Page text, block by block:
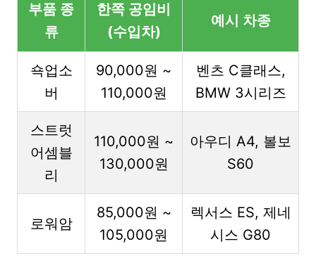
부품 종
류
한쪽 공임비
(수입차)
예시 차종
쇽업소
버
90,000원 ~
110,000원
벤츠 C클래스,
BMW 3시리즈
스트럿
어셈블
리
110,000원 ~
130,000원
아우디 A4, 볼보
S60
로워암
85,000원 ~
105,000원
렉서스 ES, 제네
시스 G80